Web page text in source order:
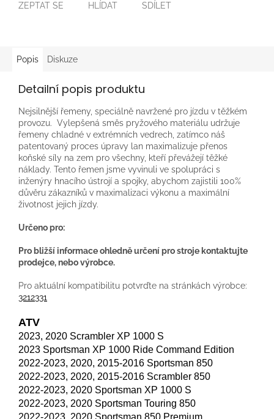
ZEPTAT SE HLÍDAT SDÍLET
Popis Diskuze
Detailní popis produktu
Nejsilnější řemeny, speciálně navržené pro jízdu v těžkém
provozu. Vylepšená směs pryžového materiálu udržuje
řemeny chladné v extrémních vedrech, zatímco náš
patentovaný proces úpravy lan maximalizuje přenos
koňské síly na zem pro všechny, kteří převážejí těžké
náklady. Tento řemen jsme vyvinuli ve spolupráci s
inženýry hnacího ústrojí a spojky, abychom zajistili 100%
důvěru zákazníků v maximalizaci výkonu a maximální
životnost jejich jízdy.
Určeno pro:
Pro bližší informace ohledně určení pro stroje kontaktujte
prodejce, nebo výrobce.
Pro aktuální kompatibilitu potvrďte na stránkách výrobce:
3212331
ATV
2023, 2020 Scrambler XP 1000 S
2023 Sportsman XP 1000 Ride Command Edition
2022-2023, 2020, 2015-2016 Sportsman 850
2022-2023, 2020, 2015-2016 Scrambler 850
2022-2023, 2020 Sportsman XP 1000 S
2022-2023, 2020 Sportsman Touring 850